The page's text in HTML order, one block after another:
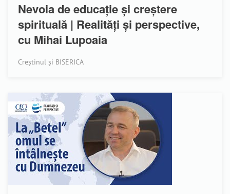
Nevoia de educație și creștere
spirituală | Realități și perspective,
cu Mihai Lupoaia
Creștinul și BISERICA